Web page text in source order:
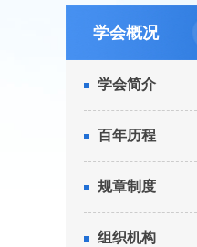
学会概况
学会简介
百年历程
规章制度
组织机构